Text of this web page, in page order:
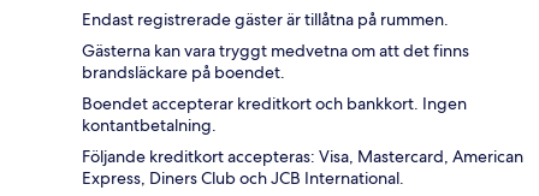
Endast registrerade gäster är tillåtna på rummen.
Gästerna kan vara tryggt medvetna om att det finns
brandsläckare på boendet.
Boendet accepterar kreditkort och bankkort. Ingen
kontantbetalning.
Följande kreditkort accepteras: Visa, Mastercard, American
Express, Diners Club och JCB International.